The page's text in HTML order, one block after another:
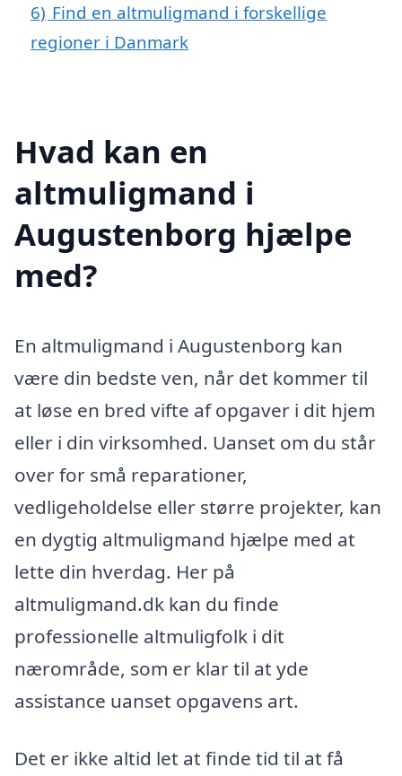
6) Find en altmuligmand i forskellige
regioner i Danmark
Hvad kan en
altmuligmand i
Augustenborg hjælpe
med?
En altmuligmand i Augustenborg kan
være din bedste ven, når det kommer til
at løse en bred vifte af opgaver i dit hjem
eller i din virksomhed. Uanset om du står
over for små reparationer,
vedligeholdelse eller større projekter, kan
en dygtig altmuligmand hjælpe med at
lette din hverdag. Her på
altmuligmand.dk kan du finde
professionelle altmuligfolk i dit
nærområde, som er klar til at yde
assistance uanset opgavens art.
Det er ikke altid let at finde tid til at få